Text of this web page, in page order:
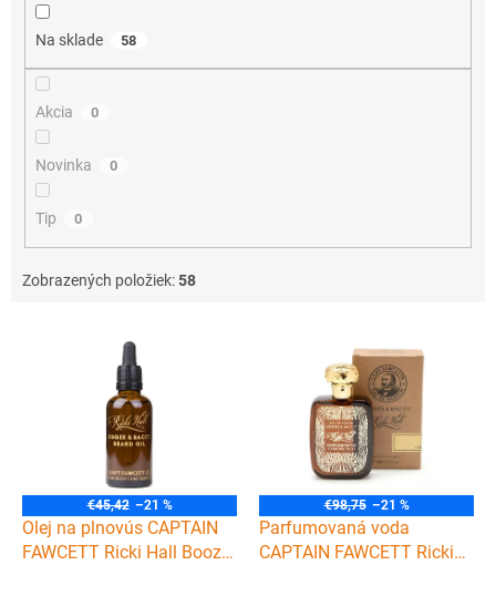
Na sklade 58
Akcia 0
Novinka 0
Tip 0
Zobrazených položiek:58
€45,42 –21 %
Olej na plnovús CAPTAIN
FAWCETT Ricki Hall Booze
€98,75 –21 %
Parfumovaná voda
CAPTAIN FAWCETT Ricki